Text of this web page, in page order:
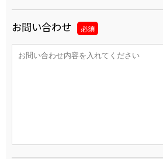
お問い合わせ 必須